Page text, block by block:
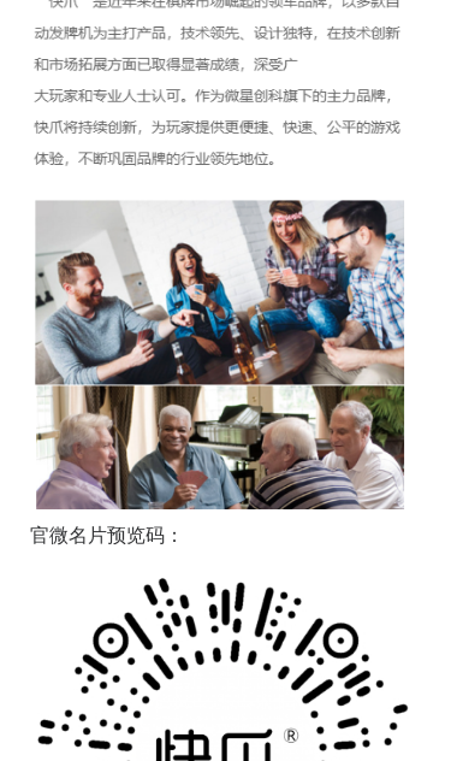
官微名片预览码：